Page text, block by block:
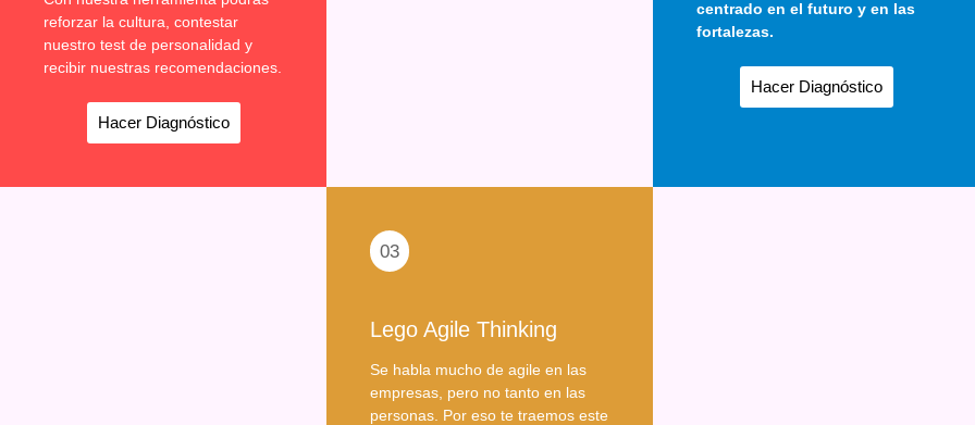
reforzar la cultura, contestar
nuestro test de personalidad y
recibir nuestras recomendaciones.
Hacer Diagnóstico
centrado en el futuro y en las
fortalezas.
Hacer Diagnóstico
03
Lego Agile Thinking
Se habla mucho de agile en las
empresas, pero no tanto en las
personas. Por eso te traemos este